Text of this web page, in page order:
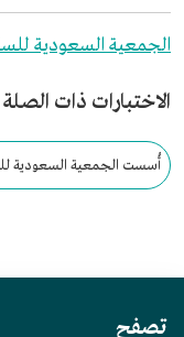
الجمعية السعودية
الاختبارات ذات الصلة
أُسست الجمعية السعودية
تصفح